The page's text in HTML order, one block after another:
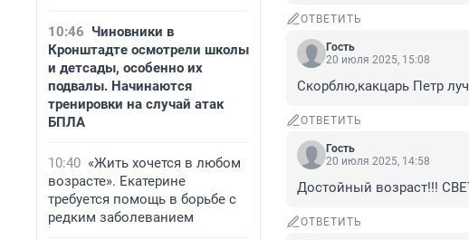
10:46 Чиновники в
Кронштадте осмотрели школы
и детсады, особенно их
подвалы. Начинаются
тренировки на случай атак
БПЛА
10:40 «Жить хочется в любом
возрасте». Екатерине
требуется помощь в борьбе с
редким заболеванием
ОТВЕТИТЬ
Гость
20 июля 2025, 15:08
Скорблю,какцарь Петр
ОТВЕТИТЬ
Гость
20 июля 2025, 14:58
Достойный возраст!!!
ОТВЕТИТЬ